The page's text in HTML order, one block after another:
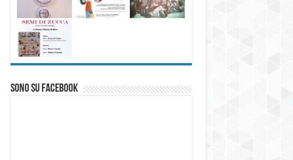
Sono su Facebook